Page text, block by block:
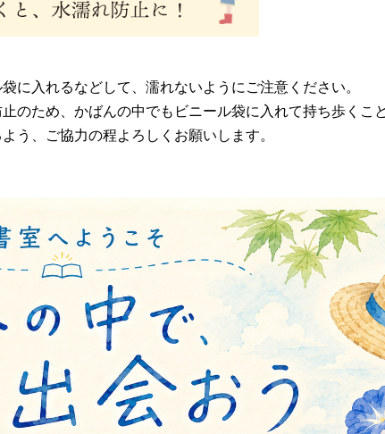
に入れるなどして、濡れないようにご注意ください。
のため、かばんの中でもビニール袋に入れて持ち歩くこ
う、ご協力の程よろしくお願いします。